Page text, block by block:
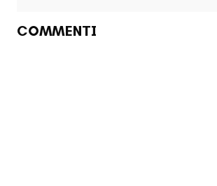
COMMENTI